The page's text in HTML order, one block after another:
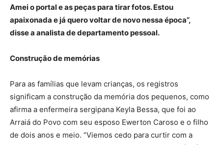
Amei o portal e as peças para tirar fotos. Estou
apaixonada e já quero voltar de novo nessa época”,
disse a analista de departamento pessoal.
Construção de memórias
Para as famílias que levam crianças, os registros
significam a construção da memória dos pequenos, como
afirma a enfermeira sergipana Keyla Bessa, que foi ao
Arraiá do Povo com seu esposo Ewerton Caroso e o filho
de dois anos e meio. “Viemos cedo para curtir com a